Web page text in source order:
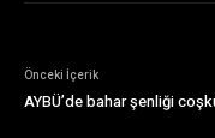
Önceki İçerik
AYBÜ’de bahar şenliği